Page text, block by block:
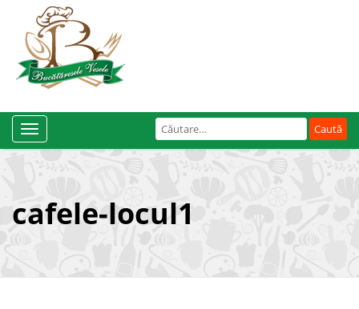
Caută
după:
Toggle
Navigation
cafele-locul1